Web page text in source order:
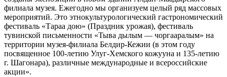
филиала музея. Ежегодно мы организуем целый ряд массовых
мероприятий. Это этнокультурологический гастрономический
фестиваль «Тараа дою» (Праздник урожая), фестиваль
тувинской письменности «Тыва дылым — чоргааралым» на
территории музея-филиала Белдир-Кежии (в этом году
посвященное 100-летию Улуг-Хемского кожууна и 135-летию
г. Шагонара), различные международные и всероссийские
акции».